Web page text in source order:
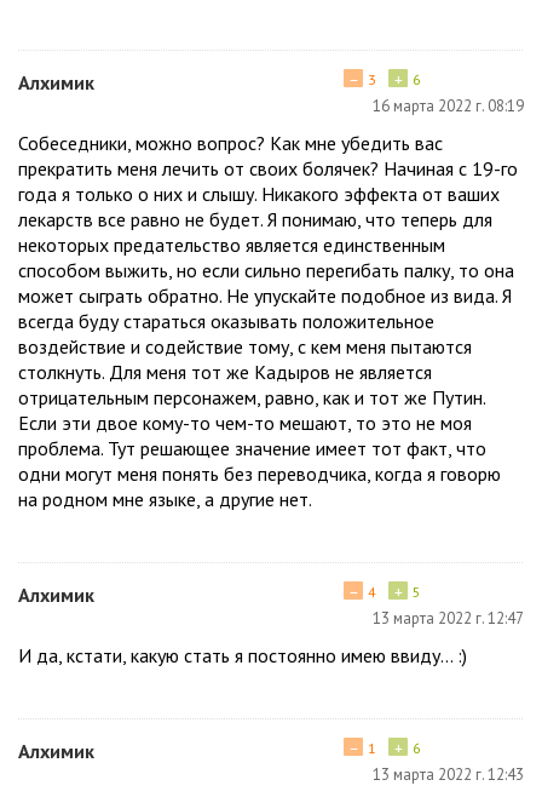
Алхимик + 6
− 3
16 марта 2022 г. 08:19
Собеседники, можно вопрос? Как мне убедить вас
прекратить меня лечить от своих болячек? Начиная с 19-го
года я только о них и слышу. Никакого эффекта от ваших
лекарств все равно не будет. Я понимаю, что теперь для
некоторых предательство является единственным
способом выжить, но если сильно перегибать палку, то она
может сыграть обратно. Не упускайте подобное из вида. Я
всегда буду стараться оказывать положительное
воздействие и содействие тому, с кем меня пытаются
столкнуть. Для меня тот же Кадыров не является
отрицательным персонажем, равно, как и тот же Путин.
Если эти двое кому-то чем-то мешают, то это не моя
проблема. Тут решающее значение имеет тот факт, что
одни могут меня понять без переводчика, когда я говорю
на родном мне языке, а другие нет.
Алхимик + 5
− 4
13 марта 2022 г. 12:47
И да, кстати, какую стать я постоянно имею ввиду... :)
Алхимик + 6
− 1
13 марта 2022 г. 12:43